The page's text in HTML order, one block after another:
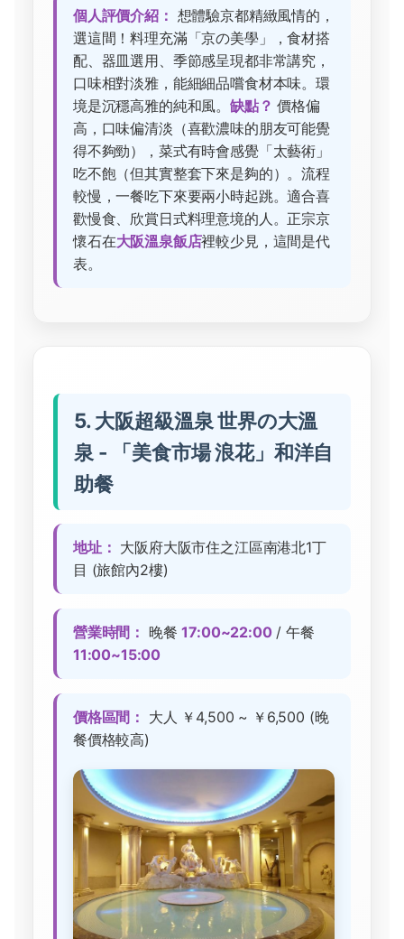
個人評價介紹： 想體驗京都精緻風情的，
選這間！料理充滿「京の美學」，食材搭
配、器皿選用、季節感呈現都非常講究，
口味相對淡雅，能細細品嚐食材本味。環
境是沉穩高雅的純和風。缺點？ 價格偏
高，口味偏清淡（喜歡濃味的朋友可能覺
得不夠勁），菜式有時會感覺「太藝術」
吃不飽（但其實整套下來是夠的）。流程
較慢，一餐吃下來要兩小時起跳。適合喜
歡慢食、欣賞日式料理意境的人。正宗京
懷石在大阪溫泉飯店裡較少見，這間是代
表。
5. 大阪超級溫泉 世界の大溫
泉 - 「美食市場 浪花」和洋自
助餐
地址： 大阪府大阪市住之江區南港北1丁
目 (旅館內2樓)
營業時間： 晚餐17:00~22:00/ 午餐
11:00~15:00
價格區間： 大人 ￥4,500 ~ ￥6,500 (晚
餐價格較高)